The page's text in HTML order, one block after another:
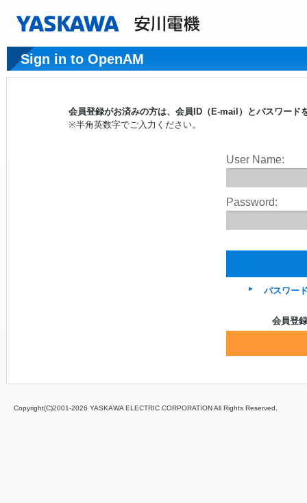
Sign in to OpenAM
会員登録がお済みの方は、会員ID（E-mail）とパスワー
※半角英数字でご入力ください。
User Name:
Password:
パスワー
会員登
Copyright(C)2001‐2026 YASKAWA ELECTRIC CORPORATION All Rights Reserved.